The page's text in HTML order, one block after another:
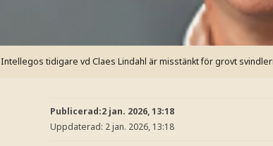
Intellegos tidigare vd Claes Lindahl är misstänkt för grovt svindleri
Publicerad:2 jan. 2026, 13:18
Uppdaterad: 2 jan. 2026, 13:18